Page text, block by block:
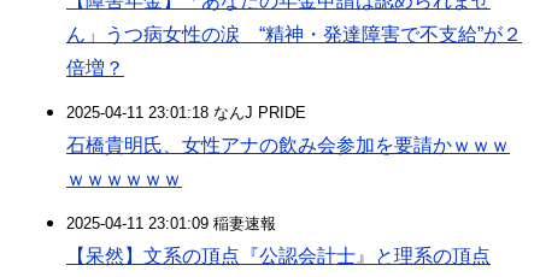
ん」うつ病女性の涙 “精神・発達障害で不支給”が２
倍増？
2025-04-11 23:01:18 なんJ PRIDE
石橋貴明氏、女性アナの飲み会参加を要請かｗｗｗ
ｗｗｗｗｗｗ
2025-04-11 23:01:09 稲妻速報
【呆然】文系の頂点『公認会計士』と理系の頂点